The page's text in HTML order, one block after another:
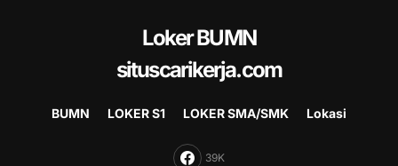
Loker BUMN
situscarikerja.com
BUMN LOKER S1 LOKER SMA/SMK Lokasi
39K